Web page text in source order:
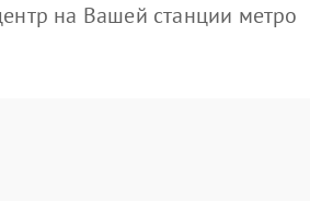
на Вашей станции метро